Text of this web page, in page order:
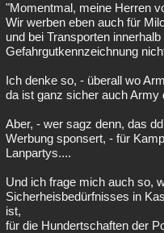
"Momentmal, meine Herren
Wir werben eben auch für
und bei Transporten
Gefahrgutkennzeichnung
Ich denke so, - überall wo
da ist ganz sicher auch Army
Aber, - wer sagz denn, das
Werbung sponsert, - für
Lanpartys....
Und ich frage mich auch so,
Sicherheisbedürfnisses in
ist,
für die Hundertschaften der